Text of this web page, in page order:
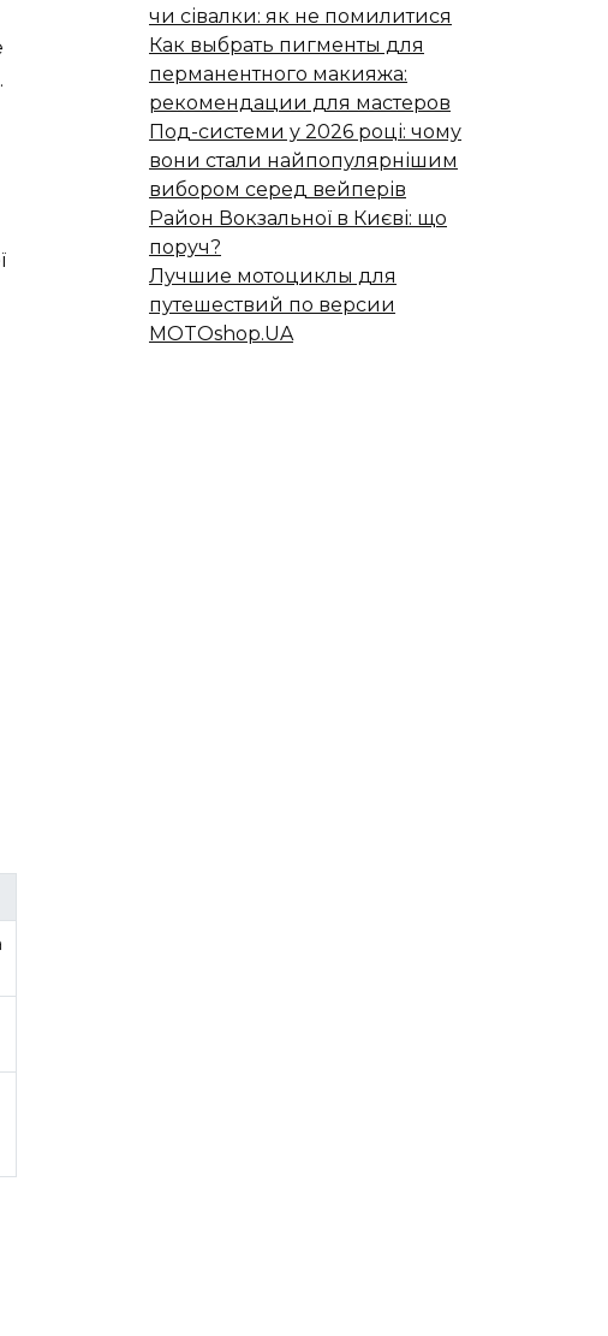
чи сівалки: як не помилитися
Как выбрать пигменты для
перманентного макияжа:
рекомендации для мастеров
Под-системи у 2026 році: чому
вони стали найпопулярнішим
вибором серед вейперів
Район Вокзальної в Києві: що
поруч?
Лучшие мотоциклы для
путешествий по версии
MOTOshop.UA